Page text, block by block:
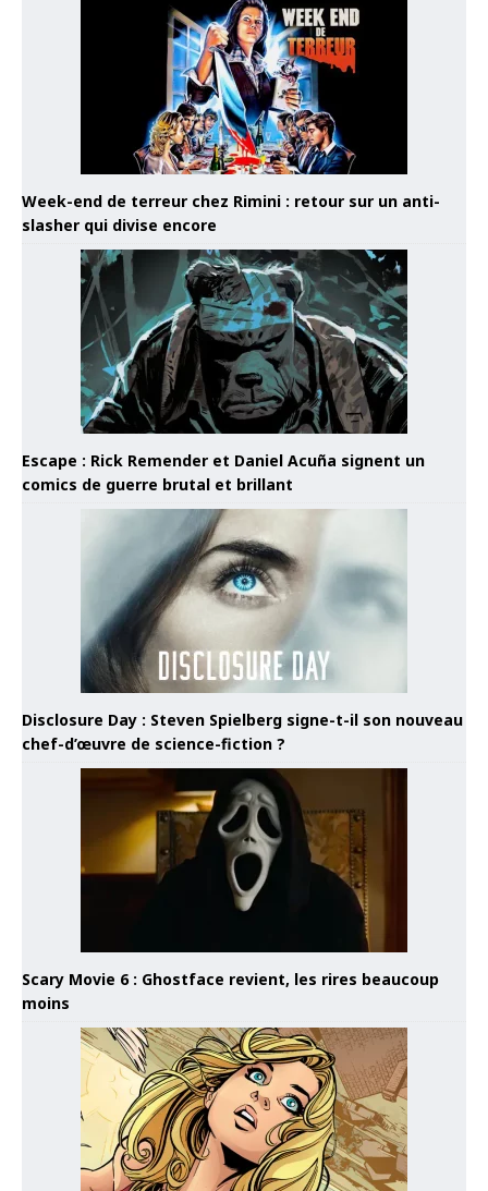
Week-end de terreur chez Rimini : retour sur un anti-
slasher qui divise encore
Escape : Rick Remender et Daniel Acuña signent un
comics de guerre brutal et brillant
Disclosure Day : Steven Spielberg signe-t-il son nouveau
chef-d’œuvre de science-fiction ?
Scary Movie 6 : Ghostface revient, les rires beaucoup
moins